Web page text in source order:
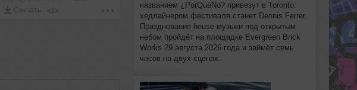
Скачать </>
названием ¿PorQuéNo? привезут в Toronto:
хедлайнером фестиваля станет Dennis Ferrer.
Празднование house-музыки под открытым
небом пройдёт на площадке Evergreen Brick
Works 29 августа 2026 года и займёт семь
часов на двух сценах.